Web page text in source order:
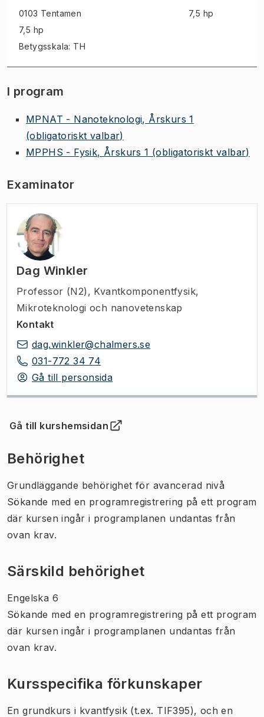
0103 Tentamen
7,5 hp
Betygsskala: TH
7,5 hp
I program
MPNAT - Nanoteknologi, Årskurs 1
(obligatoriskt valbar)
MPPHS - Fysik, Årskurs 1 (obligatoriskt valbar)
Examinator
Dag Winkler
Professor (N2) , Kvantkomponentfysik,
Mikroteknologi och nanovetenskap
Kontakt
dag.winkler@chalmers.se
031-772 34 74
Gå till personsida
Gå till kurshemsidan
(Öppnas i ny flik)
Behörighet
Grundläggande behörighet för avancerad nivå
Sökande med en programregistrering på ett program
där kursen ingår i programplanen undantas från
ovan krav.
Särskild behörighet
Engelska 6
Sökande med en programregistrering på ett program
där kursen ingår i programplanen undantas från
ovan krav.
Kursspecifika förkunskaper
En grundkurs i kvantfysik (t.ex. TIF395), och en